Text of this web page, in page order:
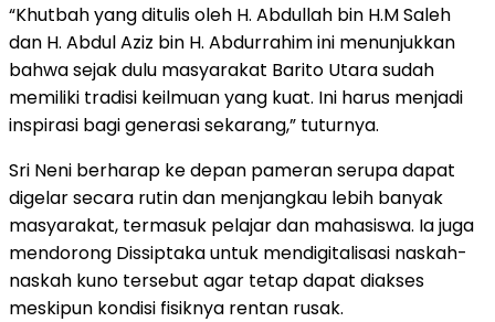
“Khutbah yang ditulis oleh H. Abdullah bin H.M Saleh
dan H. Abdul Aziz bin H. Abdurrahim ini menunjukkan
bahwa sejak dulu masyarakat Barito Utara sudah
memiliki tradisi keilmuan yang kuat. Ini harus menjadi
inspirasi bagi generasi sekarang,” tuturnya.
Sri Neni berharap ke depan pameran serupa dapat
digelar secara rutin dan menjangkau lebih banyak
masyarakat, termasuk pelajar dan mahasiswa. Ia juga
mendorong Dissiptaka untuk mendigitalisasi naskah-
naskah kuno tersebut agar tetap dapat diakses
meskipun kondisi fisiknya rentan rusak.